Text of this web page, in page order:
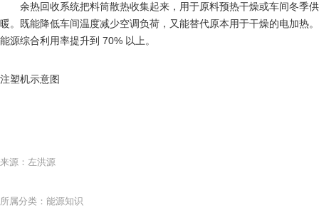
余热回收系统把料筒散热收集起来，用于原料预热干燥或车间冬季供
暖。既能降低车间温度减少空调负荷，又能替代原本用于干燥的电加热。
能源综合利用率提升到 70% 以上。
注塑机示意图
来源：左洪源
所属分类：能源知识